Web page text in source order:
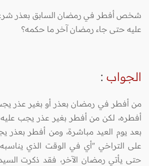
شخص أفطر في رمضان السابق بعذر
عليه حتى جاء رمضان آخر ما حكمه؟
الجواب :
من أفطر في رمضان بعذر أو بغير عذر
أفطره، لكن من أفطر بغير عذر يجب عليه
بعد يوم العيد مباشرة، ومن أفطر بعذر
على التراخي "أي في الوقت الذي
حتى يأتي رمضان الآخر، فقد ذكرت